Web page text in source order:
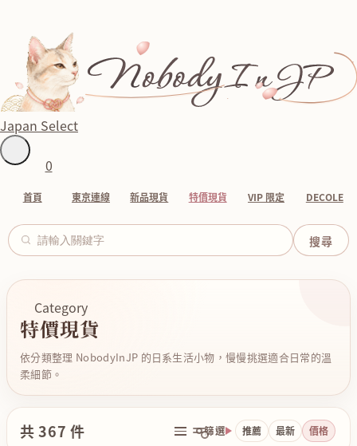
Japan Select
0
首頁 東京連線 新品現貨 特價現貨 VIP 限定 DECOLE
Category
特價現貨
依分類整理 NobodyInJP 的日系生活小物，慢慢挑選適合日常的溫
柔細節。
共 367 件 篩選 推薦 最新 價格